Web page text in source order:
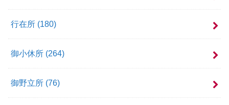
行在所 (180)
御小休所 (264)
御野立所 (76)